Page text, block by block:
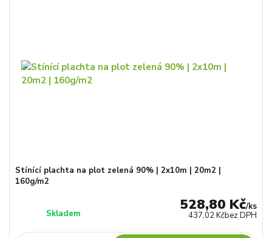
Stínící plachta na plot zelená 90% | 2x10m | 20m2 |
160g/m2
528,80 Kč/ks
437,02 Kčbez DPH
Skladem